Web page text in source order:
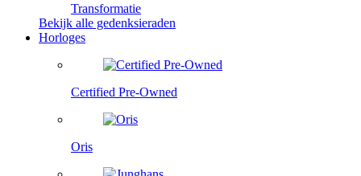
Transformatie
Bekijk alle gedenksieraden
Horloges
Certified Pre-Owned
Oris